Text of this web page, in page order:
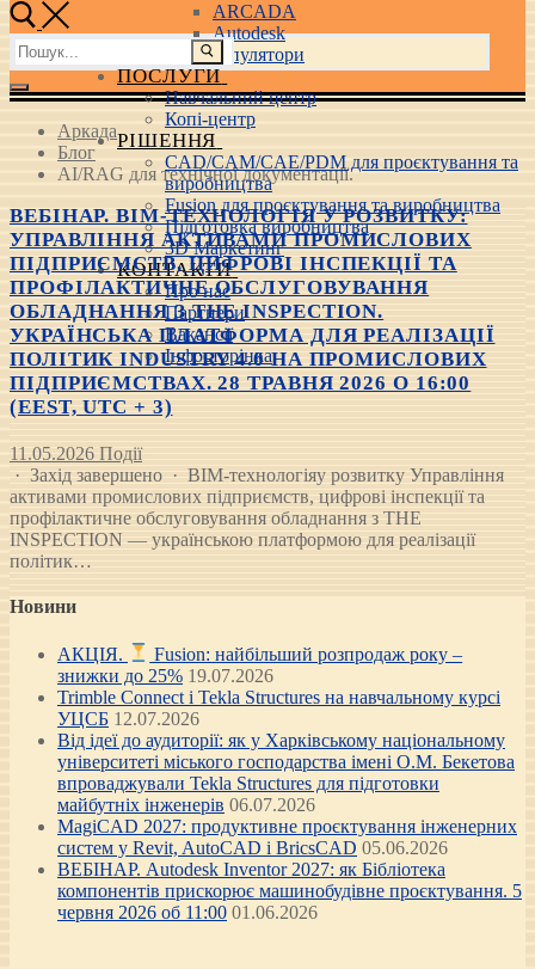
ARCADA
Autodesk
3D маніпулятори
ПОСЛУГИ
Навчальний центр
Копі-центр
РІШЕННЯ
CAD/CAM/CAE/PDM для проєктування та
виробництва
Fusion для проєктування та виробництва
Підготовка виробництва
3D Маркетинг
КОНТАКТИ
Про нас
Партнери
Вакансії
Інфосторінка
Пошук:
Аркада
Блог
AI/RAG для технічної документації.
ВЕБІНАР. BIM-ТЕХНОЛОГІЯ У РОЗВИТКУ:
УПРАВЛІННЯ АКТИВАМИ ПРОМИСЛОВИХ
ПІДПРИЄМСТВ, ЦИФРОВІ ІНСПЕКЦІЇ ТА
ПРОФІЛАКТИЧНЕ ОБСЛУГОВУВАННЯ
ОБЛАДНАННЯ З THE INSPECTION.
УКРАЇНСЬКА ПЛАТФОРМА ДЛЯ РЕАЛІЗАЦІЇ
ПОЛІТИК INDUSTRY 4.0 НА ПРОМИСЛОВИХ
ПІДПРИЄМСТВАХ. 28 ТРАВНЯ 2026 О 16:00
(EEST, UTC + 3)
11.05.2026 Події
· Захід завершено · BIM-технологіяу розвитку Управління
активами промислових підприємств, цифрові інспекції та
профілактичне обслуговування обладнання з THE
INSPECTION — українською платформою для реалізації
політик…
Новини
АКЦІЯ.
Fusion: найбільший розпродаж року –
знижки до 25% 19.07.2026
Trimble Connect і Tekla Structures на навчальному курсі
УЦСБ 12.07.2026
Від ідеї до аудиторії: як у Харківському національному
університеті міського господарства імені О.М. Бекетова
впроваджували Tekla Structures для підготовки
майбутніх інженерів 06.07.2026
MagiCAD 2027: продуктивне проєктування інженерних
систем у Revit, AutoCAD і BricsCAD 05.06.2026
ВЕБІНАР. Autodesk Inventor 2027: як Бібліотека
компонентів прискорює машинобудівне проєктування. 5
червня 2026 об 11:00 01.06.2026